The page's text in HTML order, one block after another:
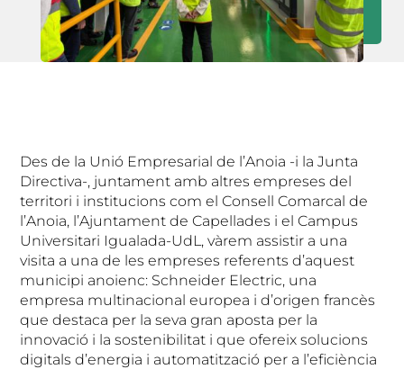
Des de la Unió Empresarial de l’Anoia -i la Junta
Directiva-, juntament amb altres empreses del
territori i institucions com el Consell Comarcal de
l’Anoia, l’Ajuntament de Capellades i el Campus
Universitari Igualada-UdL, vàrem assistir a una
visita a una de les empreses referents d’aquest
municipi anoienc: Schneider Electric, una
empresa multinacional europea i d’origen francès
que destaca per la seva gran aposta per la
innovació i la sostenibilitat i que ofereix solucions
digitals d’energia i automatització per a l’eficiència